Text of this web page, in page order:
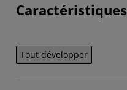
Caractéristiques
Tout développer